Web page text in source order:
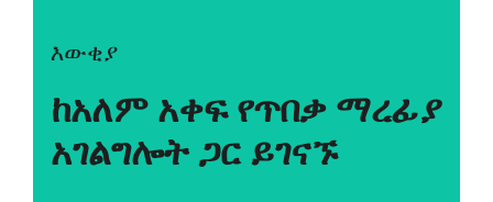
እውቂያ
ከአለም አቀፍ የጥበቃ ማረፊያ
አገልግሎት ጋር ይገናኙ